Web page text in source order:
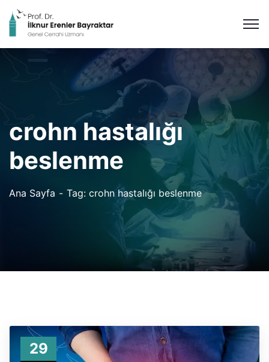
crohn hastalığı
beslenme
Ana Sayfa Tag: crohn hastalığı beslenme
29